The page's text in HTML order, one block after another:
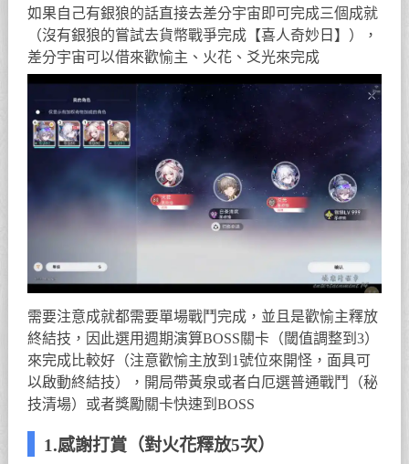
如果自己有銀狼的話直接去差分宇宙即可完成三個成就
（沒有銀狼的嘗試去貨幣戰爭完成【喜人奇妙日】），
差分宇宙可以借來歡愉主、火花、爻光來完成
需要注意成就都需要單場戰鬥完成，並且是歡愉主釋放
終結技，因此選用週期演算BOSS關卡（閾值調整到3）
來完成比較好（注意歡愉主放到1號位來開怪，面具可
以啟動終結技），開局帶黃泉或者白厄選普通戰鬥（秘
技清場）或者獎勵關卡快速到BOSS
1.感謝打賞（對火花釋放5次）